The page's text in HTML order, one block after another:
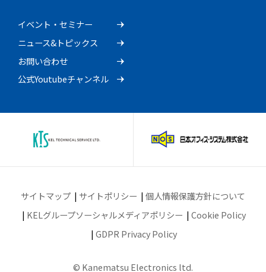
イベント・セミナー
ニュース&トピックス
お問い合わせ
公式Youtubeチャンネル
サイトマップ サイトポリシー
個人情報保護方針について
KELグループソーシャルメディアポリシー
Cookie Policy
GDPR Privacy Policy
© Kanematsu Electronics ltd.